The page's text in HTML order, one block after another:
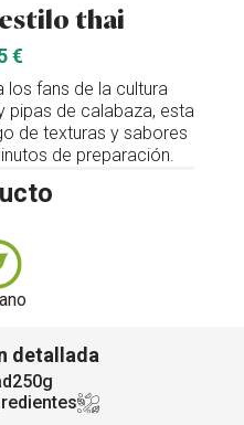
thai
€
los fans de la cultura
pipas de calabaza, esta
de texturas y sabores
de preparación.
detallada
250g